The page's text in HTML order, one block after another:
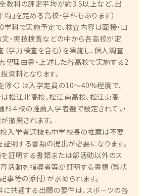
全教科の評定平均が約3.5以上など、出
」を定める高校・学科もあります）
科で実施予定で、検査内容は面接・口
文・実技検査などの中から各高校が定
学力検査を含む）を実施し、個人調査
志望理由書・上述した各高校で実施する2
資料となります。
除く）は入学定員の10～40%程度で、
松江北高校、松江南高校、松江東高
科４校の推薦入学者選で設定されてい
撤廃されます。
入学者選抜も中学校長の推薦は不要
証明する書類の提出が必要になります。
証明する書類または部活動以外のス
活動を指導者等が証明する書類（賞状
事等の添付）が求められます。
に共通する出願の要件は、スポーツの各